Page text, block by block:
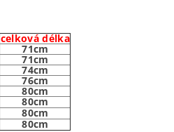
celková délka
71cm
71cm
74cm
76cm
80cm
80cm
80cm
80cm